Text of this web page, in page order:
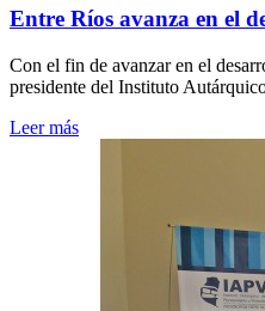
Entre Ríos avanza en el
Con el fin de avanzar en el
presidente del Instituto
Leer más